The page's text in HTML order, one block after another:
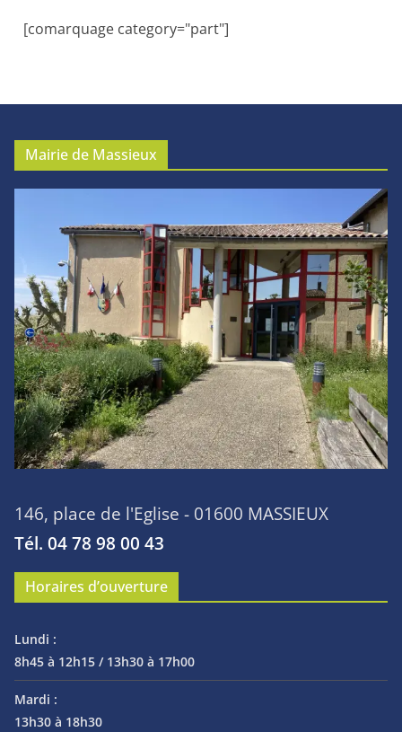
[comarquage category="part"]
Mairie de Massieux
146, place de l'Eglise - 01600 MASSIEUX
Tél. 04 78 98 00 43
Horaires d’ouverture
Lundi :
8h45 à 12h15 / 13h30 à 17h00
Mardi :
13h30 à 18h30